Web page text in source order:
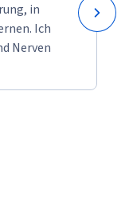
in
Ich
Nerven